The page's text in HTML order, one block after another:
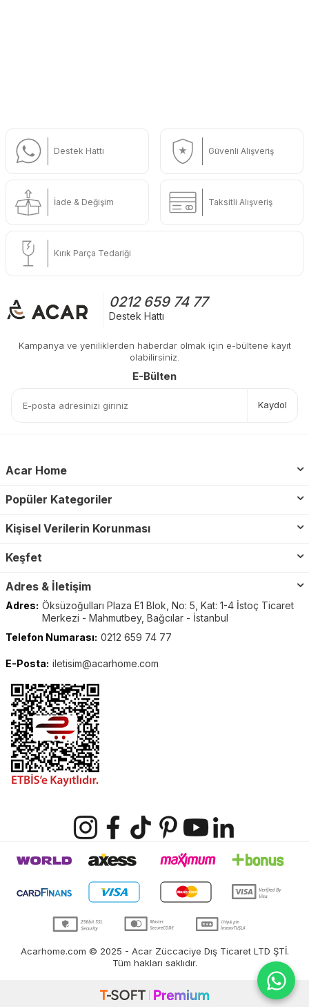
Destek Hattı Güvenli Alışveriş
İade & Değişim Taksitli Alışveriş
Kırık Parça Tedariği
0212 659 74 77
Destek Hattı
Kampanya ve yeniliklerden haberdar olmak için e-bültene kayıt
olabilirsiniz.
E-Bülten
Kaydol
Acar Home
Popüler Kategoriler
Kişisel Verilerin Korunması
Keşfet
Adres & İletişim
Adres: Öksüzoğulları Plaza E1 Blok, No: 5, Kat: 1-4 İstoç Ticaret
Merkezi - Mahmutbey, Bağcılar - İstanbul
Telefon Numarası: 0212 659 74 77
E-Posta: iletisim@acarhome.com
Acarhome.com © 2025 - Acar Züccaciye Dış Ticaret LTD ŞTİ.
Tüm hakları saklıdır.